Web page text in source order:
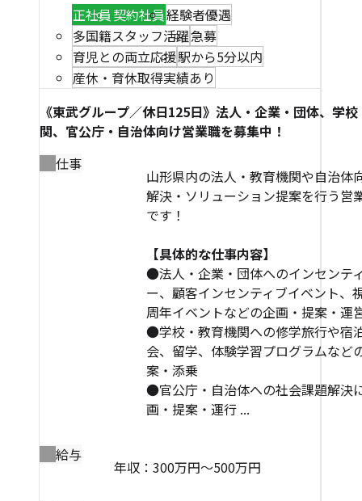
正社員 契約社員経験者優遇
多国籍スタッフ活躍急募
育児との両立応援駅から5分以内
産休・育休取得実績あり
《東武グループ／休日125日》法人・企業・団体、学
関、官公庁・自治体向け営業職を募集中！
仕事
山形県内の法人・教育機関や自治体
解決・ソリューション提案を行う営
です！
【具体的な仕事内容】
●法人・企業・団体へのインセンテ
ー、顧客インセンティブイベント、
周年イベントなどの企画・提案・運
●学校・教育機関への修学旅行や宿
会、留学、体験学習プログラムなど
案・添乗
●官公庁・自治体への社会課題解決
画・提案・運行 ...
給与
年収：300万円～500万円